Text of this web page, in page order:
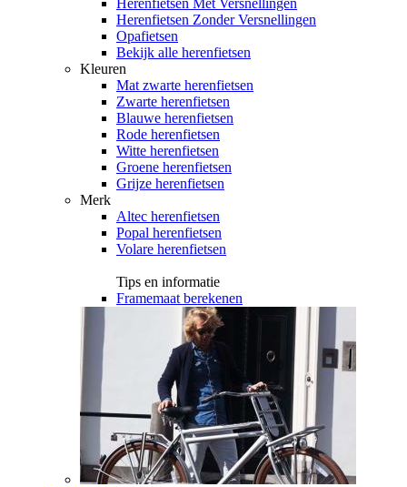
Herenfietsen Met Versnellingen
Herenfietsen Zonder Versnellingen
Opafietsen
Bekijk alle herenfietsen
Kleuren
Mat zwarte herenfietsen
Zwarte herenfietsen
Blauwe herenfietsen
Rode herenfietsen
Witte herenfietsen
Groene herenfietsen
Grijze herenfietsen
Merk
Altec herenfietsen
Popal herenfietsen
Volare herenfietsen
Tips en informatie
Framemaat berekenen